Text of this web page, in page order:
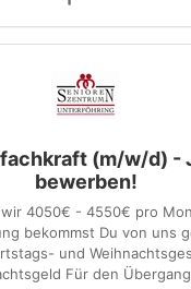
(m/w/d) -
bewerben!
4050€ - 4550€ pro
bekommst Du von uns
und
Für den